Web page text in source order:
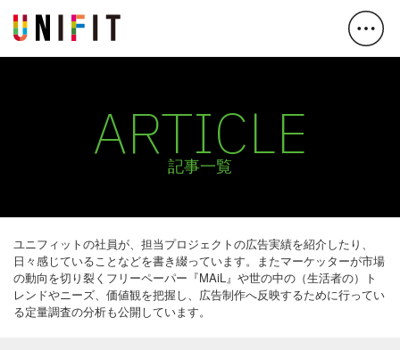
ARTICLE
記事一覧
ユニフィットの社員が、担当プロジェクトの広告実績を紹介したり、
日々感じていることなどを書き綴っています。またマーケッターが市場
の動向を切り裂くフリーペーパー『MAiL』や世の中の（生活者の）ト
レンドやニーズ、価値観を把握し、広告制作へ反映するために行ってい
る定量調査の分析も公開しています。